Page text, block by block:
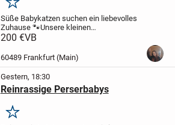
Merken
Süße Babykatzen suchen ein liebevolles
Zuhause 🐾Unsere kleinen
Katzenmädchen sind am 03.05.2026
neues, liebevolles Zuhause
Details: 🩷 Alle sind...
200 €VB
60489 Frankfurt (Main)
Gestern, 18:30
Reinrassige Perserbabys
Merken